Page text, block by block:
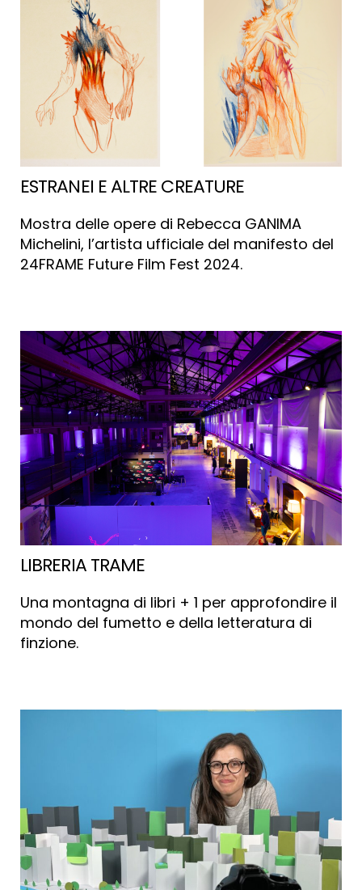
ESTRANEI E ALTRE CREATURE
Mostra delle opere di Rebecca GANIMA
Michelini, l’artista ufficiale del manifesto del
24FRAME Future Film Fest 2024.
LIBRERIA TRAME
Una montagna di libri + 1 per approfondire il
mondo del fumetto e della letteratura di
finzione.